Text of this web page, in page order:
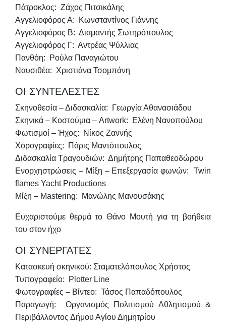
Πάτροκλος: Ζάχος Πιτσικάλης
Αγγελιοφόρος Α: Κωνσταντίνος Γιάννης
Αγγελιοφόρος Β: Διαμαντής Σωτηρόπουλος
Αγγελιοφόρος Γ: Αντρέας Ψύλλιας
Πανθόη: Ρούλα Παναγιώτου
Ναυσιθέα: Χριστιάνα Τσομπάνη
ΟΙ ΣΥΝΤΕΛΕΣΤΕΣ
Σκηνοθεσία – Διδασκαλία: Γεωργία Αθανασιάδου
Σκηνικά – Κοστούμια – Artwork: Ελένη Νανοπούλου
Φωτισμοί – Ήχος: Νίκος Ζαννής
Χορογραφίες: Πάρις Μαντόπουλος
Διδασκαλία Τραγουδιών: Δημήτρης Παπαθεοδώρου
Ενορχηστρώσεις – Μίξη – Επεξεργασία φωνών: Twin
flames Yacht Productions
Μίξη – Mastering: Μανώλης Μανουσάκης
Ευχαριστούμε θερμά το Θάνο Μουτή για τη βοήθεια
του στον ήχο
ΟΙ ΣΥΝΕΡΓΑΤΕΣ
Κατασκευή σκηνικού: Σταματελόπουλος Χρήστος
Τυπογραφείο: Plotter Line
Φωτογραφίες – Βίντεο: Τάσος Παπαδόπουλος
Παραγωγή: Οργανισμός Πολιτισμού Αθλητισμού &
Περιβάλλοντος Δήμου Αγίου Δημητρίου